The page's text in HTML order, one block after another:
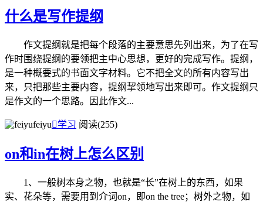
什么是写作提纲
作文提纲就是把每个段落的主要意思先列出来，为了在写
作时围绕提纲的要领把主中心思想，更好的完成写作。提纲，
是一种概要式的书面文字材料。它不把全文的所有内容写出
来，只把那些主要内容，提纲挈领地写出来即可。作文提纲只
是作文的一个思路。因此作文...
feiyu学习 阅读(255)
on和in在树上怎么区别
1、一般树本身之物，也就是“长”在树上的东西，如果
实、花朵等，需要用到介词on，即on the tree；树外之物，如